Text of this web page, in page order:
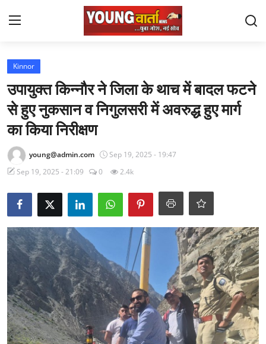
Home
Political
Himachal Pradesh
J $ K
Uttra Khand
Staff Details
Sports
Gallery
punjab
Utter Pradesh
Kinnor
उपायुक्त किन्नौर ने जिला के थाच में बादल फटने
से हुए नुकसान व निगुलसरी में अवरुद्ध हुए मार्ग
का किया निरीक्षण
young@admin.com
Sep 19, 2025 - 19:47
Sep 19, 2025 - 21:09
0 2.4k